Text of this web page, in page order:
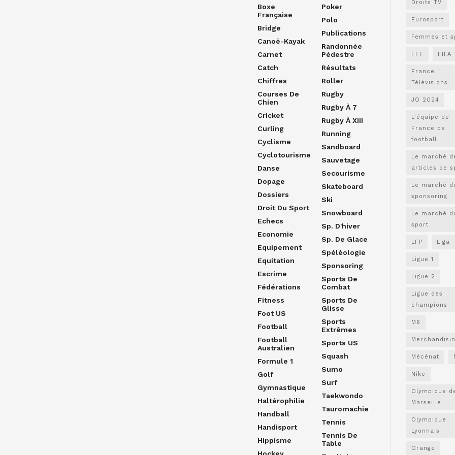
Boxe
Française
Bridge
Canoë-Kayak
Carnet
Catch
Chiffres
Courses De
Chien
Cricket
Curling
Cyclisme
Cyclotourisme
Danse
Dopage
Dossiers
Droit Du Sport
Echecs
Economie
Equipement
Equitation
Escrime
Fédérations
Fitness
Foot US
Football
Football
Australien
Formule 1
Golf
Gymnastique
Haltérophilie
Handball
Handisport
Hippisme
Poker
Polo
Publications
Randonnée
Pédestre
Résultats
Roller
Rugby
Rugby À 7
Rugby À XIII
Running
Sandboard
Sauvetage
Secourisme
Skateboard
Ski
Snowboard
Sp. D'hiver
Sp. De Glace
Spéléologie
Sponsoring
Sports De
Combat
Sports De
Glisse
Sports
Extrêmes
Sports US
Squash
Sumo
Surf
Taekwondo
Tauromachie
Tennis
Tennis De
Table
Droits TV
Eurosport
Femmes et
FFF FIFA
France
Télévisions
JO 2024
L'équipe de
France de
football
Le marché
articles de
Le marché
sponsoring
Le marché
sport
LFP Liga
Ligue 1
Ligue 2
Ligue des
champions
M6
Mécénat
Nike
Olympique
Marseille
Olympique
Lyonnais
Orange